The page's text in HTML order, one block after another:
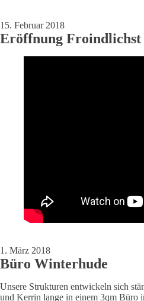
15. Februar 2018
Eröffnung Froindlichst
1. März 2018
Büro Winterhude
Unsere Strukturen entwickeln sich
und Kerrin lange in einem 3qm Büro